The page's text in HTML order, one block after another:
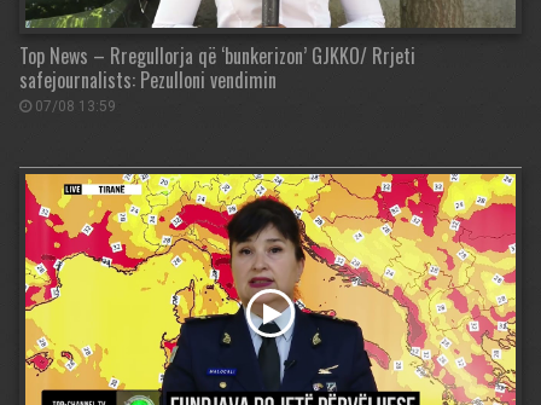
Top News – Rregullorja që ‘bunkerizon’ GJKKO/ Rrjeti
safejournalists: Pezulloni vendimin
07/08 13:59